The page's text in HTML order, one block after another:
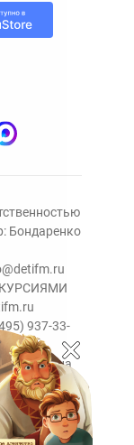
Бондаренко
937-33-
на